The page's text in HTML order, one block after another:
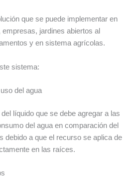
que se puede implementar en
jardines abiertos al
y en sistema agrícolas.
sistema:
del agua
líquido que se debe agregar a las
del agua en comparación del
debido a que el recurso se aplica de
en las raíces.